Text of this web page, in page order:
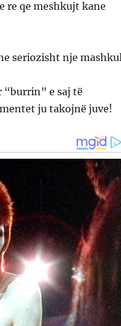
re qe meshkujt kane
seriozisht nje
“burrin” e saj të
ju takojnë juve!